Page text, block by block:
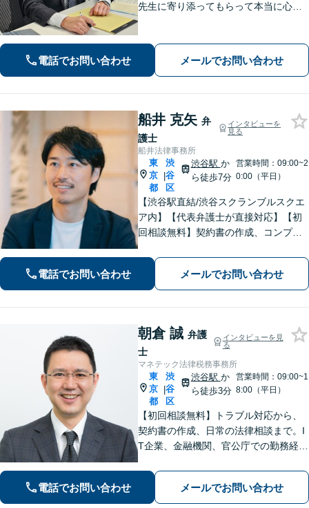
先生に寄り添ってもらって本当に心強
に真剣に向き合います【休日・夜間相
談可／完全個室】【企業法務も対応】
電話でお問い合わせ メールでお問い合わせ
船井 克矢 弁
護士
インタビューを
見る
船井法律事務所
東
京
都
|
渋
谷
区
渋谷駅 か
ら徒歩7分
営業時間：09:00~2
0:00（平日）
【渋谷駅直結/渋谷スクランブルスクエ
ア内】【代表弁護士が直接対応】【初
回相談無料】契約書の作成、コンプラ
ら、離婚や相続、労働トラブルなど幅
広く対応可能｡早期解決に向けて尽力し
ます【渋谷区周辺企業様からのご相談
歓迎】
電話でお問い合わせ メールでお問い合わせ
朝倉 誠 弁護
士
インタビューを見
る
マネテック法律税務事務所
東
京
都
|
渋
谷
区
渋谷駅 か
ら徒歩3分
営業時間：09:00~1
8:00（平日）
【初回相談無料】トラブル対応から、
契約書の作成、日常の法律相談まで。I
T企業、金融機関、官公庁での勤務経験
を解決に導きます。【電話・メール・
WEB面談可】【渋谷駅6分】
電話でお問い合わせ メールでお問い合わせ